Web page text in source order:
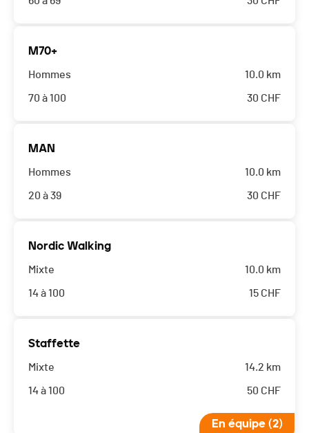
M70+
Hommes
70 à 100
10.0 km
30 CHF
MAN
Hommes
20 à 39
10.0 km
30 CHF
Nordic Walking
Mixte
14 à 100
10.0 km
15 CHF
Staffette
Mixte
14 à 100
14.2 km
50 CHF
En équipe (2)